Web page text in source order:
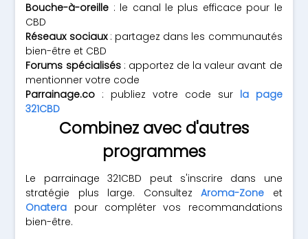
Bouche-à-oreille : le canal le plus efficace pour le
CBD
Réseaux sociaux: partagez dans les communautés
bien-être et CBD
Forums spécialisés: apportez de la valeur avant de
mentionner votre code
Parrainage.co : publiez votre code sur la page
321CBD
Combinez avec d'autres
programmes
Le parrainage 321CBD peut s'inscrire dans une
stratégie plus large. ConsultezAroma-Zone et
Onatera pour compléter vos recommandations
bien-être.